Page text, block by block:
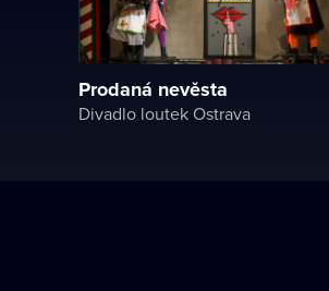
Prodaná nevěsta
Divadlo loutek Ostrava